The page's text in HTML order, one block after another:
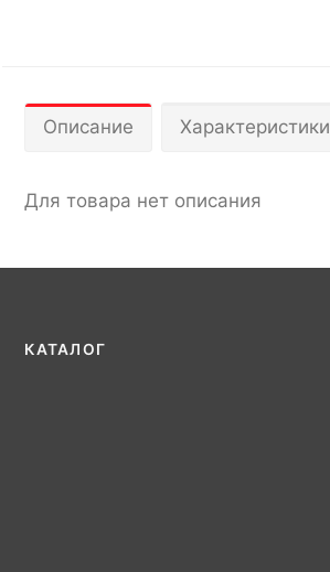
Описание Характеристики
Для товара нет описания
КАТАЛОГ